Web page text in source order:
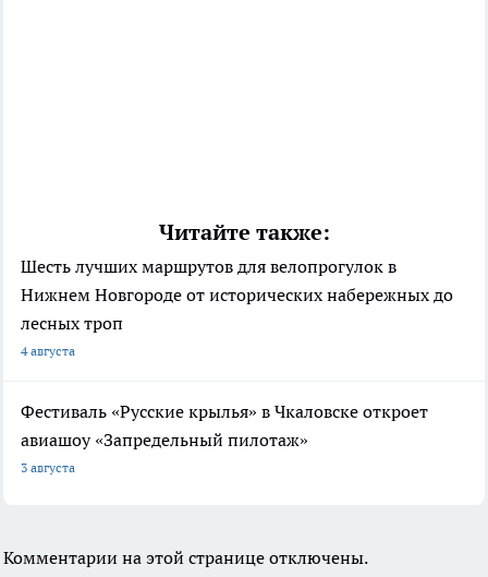
Читайте также:
Шесть лучших маршрутов для велопрогулок в
Нижнем Новгороде от исторических набережных до
лесных троп
4 августа
Фестиваль «Русские крылья» в Чкаловске откроет
авиашоу «Запредельный пилотаж»
3 августа
Комментарии на этой странице отключены.